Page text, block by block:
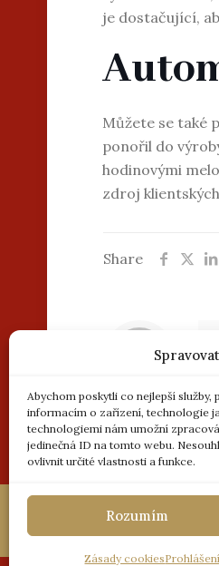
Abychom poskytli co nejlepší
informacím o zařízení, technologie
technologiemi nám umožní
jedinečná ID na tomto webu.
ovlivnit určité vlastnosti a funkce.
Rozumím
Zásady cookies
je dostačující,
Můžete se také
ponořil do
hodinovými
zdroj
Share
Comments are
Copyright 2018,
Zásady cookies|